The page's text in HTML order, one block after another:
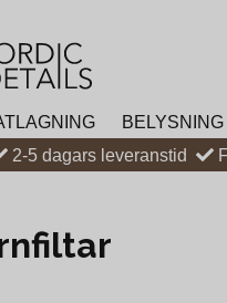
BELYSNING
2-5 dagars leveranstid